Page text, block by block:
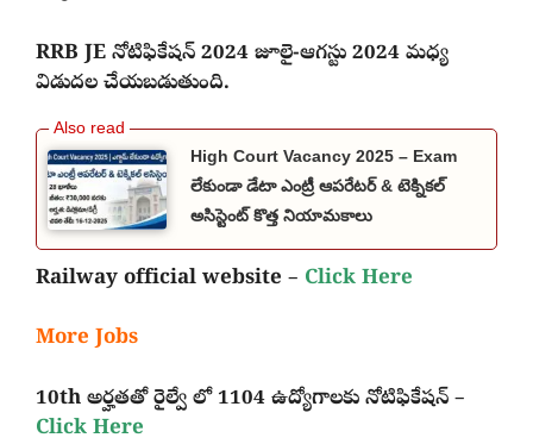
RRB JE నోటిఫికేషన్ 2024 జూలై-ఆగస్టు 2024 మధ్య
విడుదల చేయబడుతుంది.
High Court Vacancy 2025 – Exam
లేకుండా డేటా ఎంట్రీ ఆపరేటర్ & టెక్నికల్
అసిస్టెంట్ కొత్త నియామకాలు
Railway official website – Click Here
More Jobs
10th అర్హతతో రైల్వే లో 1104 ఉద్యోగాలకు నోటిఫికేషన్ –
Click Here